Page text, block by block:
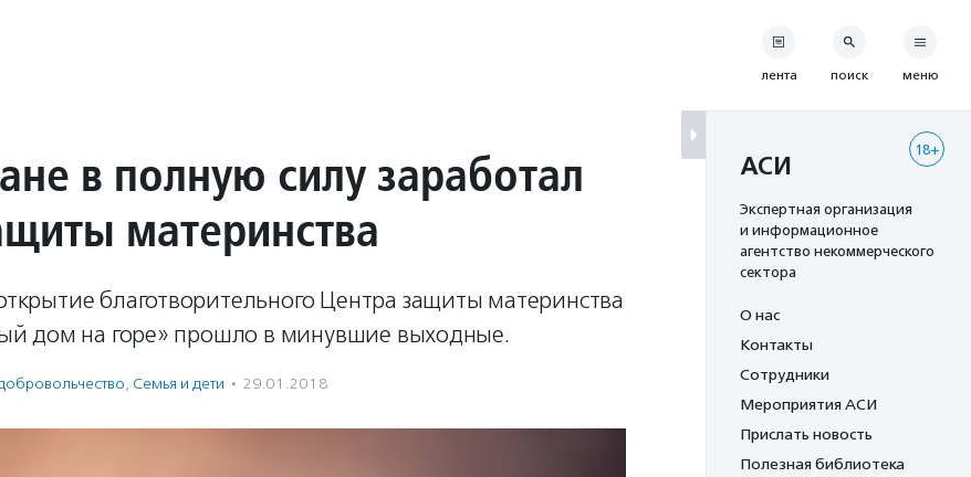
в полную силу заработал
материнства
благотворительного Центра защиты материнства
дом на горе» прошло в минувшие выходные.
, Семья и дети · 29.01.2018
лента поиск меню
18+
АСИ
Экспертная организация
и информационное
агентство некоммерческого
сектора
О нас
Контакты
Сотрудники
Мероприятия АСИ
Прислать новость
Полезная библиотека